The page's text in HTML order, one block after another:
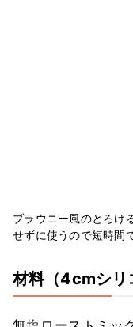
ブラウニー風のとろけ
せずに使うので短時間
材料（4cmシリ